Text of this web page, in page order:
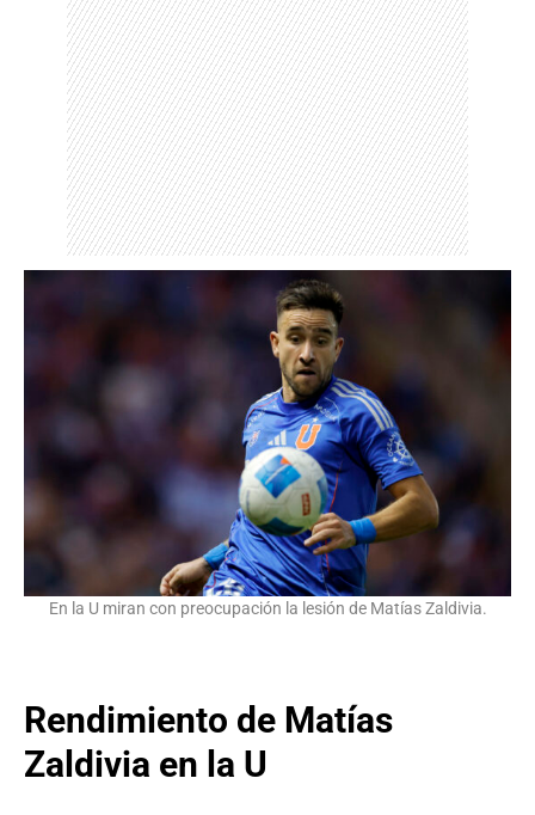
En la U miran con preocupación la lesión de Matías Zaldivia.
Rendimiento de Matías
Zaldivia en la U